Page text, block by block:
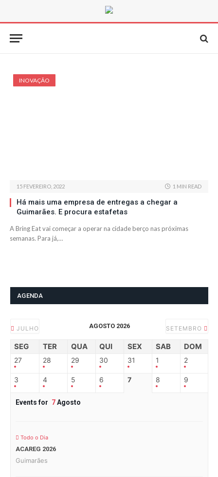
INOVAÇÃO
15 FEVEREIRO, 2022 1 MIN READ
Há mais uma empresa de entregas a chegar a
Guimarães. E procura estafetas
A Bring Eat vai começar a operar na cidade berço nas próximas
semanas. Para já,…
AGENDA
JULHO AGOSTO 2026 SETEMBRO
SEG TER QUA QUI SEX SAB DOM
27 28 29 30 31 1 2
3 4 5 6 7 8 9
Events for 7Agosto
Todo o Dia
ACAREG 2026
Guimarães